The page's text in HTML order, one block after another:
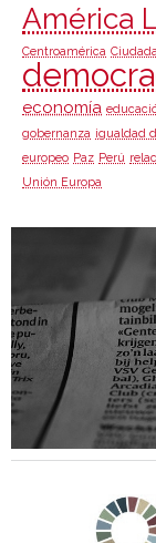
América
Centroamérica
economía
gobernanza igualdad
europeo Paz Perú
Unión Europa